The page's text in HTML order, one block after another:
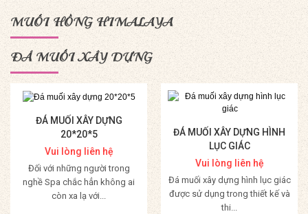
Mua Hàng
MUỐI HỒNG HIMALAYA
ĐÁ MUỐI XÂY DỰNG
ĐÁ MUỐI XÂY DỰNG
20*20*5
Vui lòng liên hệ
Đối với những người trong
nghề Spa chắc hẳn không ai
còn xa lạ với...
ĐÁ MUỐI XÂY DỰNG HÌNH
LỤC GIÁC
Vui lòng liên hệ
Đá muối xây dựng hình lục giác
được sử dụng trong thiết kế và
thi...